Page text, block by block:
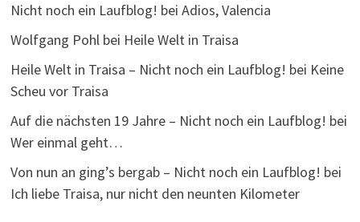
Nicht noch ein Laufblog! bei Adios, Valencia
Wolfgang Pohlbei Heile Welt in Traisa
Heile Welt in Traisa – Nicht noch ein Laufblog! bei Keine
Scheu vor Traisa
Auf die nächsten 19 Jahre – Nicht noch ein Laufblog! bei
Wer einmal geht…
Von nun an ging’s bergab – Nicht noch ein Laufblog! bei
Ich liebe Traisa, nur nicht den neunten Kilometer